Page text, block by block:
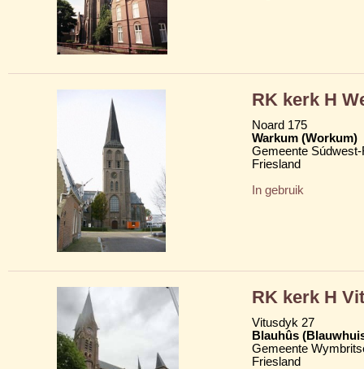
RK kerk H
Noard 175
Warkum (Workum)
Gemeente
Friesland
In gebruik
RK kerk H
Vitusdyk 27
Blauhûs
Gemeente
Friesland